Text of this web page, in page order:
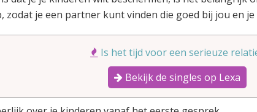
zodat je een partner kunt vinden die goed bij jou en
Is het tijd voor een serieuze
Bekijk de singles op Lexa